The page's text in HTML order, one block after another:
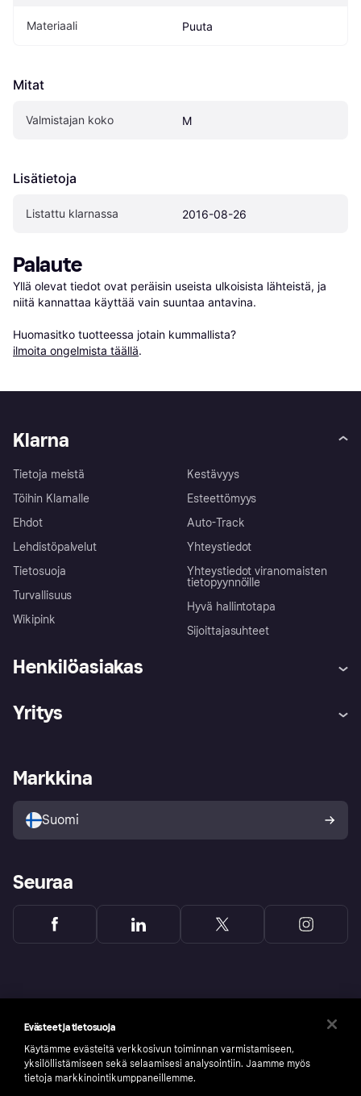
Materiaali Puuta
Mitat
Valmistajan koko M
Lisätietoja
Listattu klarnassa 2016-08-26
Palaute
Yllä olevat tiedot ovat peräisin useista ulkoisista lähteistä, ja
niitä kannattaa käyttää vain suuntaa antavina.
Huomasitko tuotteessa jotain kummallista?
ilmoita ongelmista täällä.
Klarna
Tietoja meistä
Töihin Klarnalle
Ehdot
Lehdistöpalvelut
Tietosuoja
Turvallisuus
Wikipink
Kestävyys
Esteettömyys
Auto-Track
Yhteystiedot
Yhteystiedot viranomaisten
tietopyynnöille
Hyvä hallintotapa
Sijoittajasuhteet
Henkilöasiakas
Ohje
Kirjaudu sisään
Tutustu kauppoihin
Ostajan turva
Yritys
Kirjaudu sisään yrityksenä
Markkina
Suomi
Seuraa
Evästeet ja tietosuoja
Käytämme evästeitä verkkosivun toiminnan varmistamiseen,
yksilöllistämiseen sekä selaamisesi analysointiin. Jaamme myös
tietoja markkinointikumppaneillemme.